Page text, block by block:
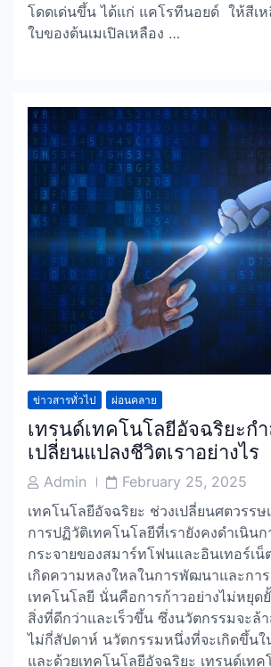
โดดเด่นขึ้น ได้แก่ แคโรทีนอยด์ ให้สีเ
ใบของต้นเมเปิลเหลือง …
ข่าวสารทั่วไป ผ่อนคลาย
เทรนด์เทคโนโลยีอัจฉริยะกำ
เปลี่ยนแปลงชีวิตเราอย่างไร
PostAdmin
PostFebruary 25, 2025
เทคโนโลยีอัจฉริยะ ช่วงเปลี่ยนศตวรรษ
การปฏิวัติเทคโนโลยีที่เรายังคงดำเนิน
กระจายของสมาร์ทโฟนและอินเทอร์เน็
เกิดความหลงใหลในการพัฒนาและกา
เทคโนโลยี นั่นคือการก้าวอย่างไม่หยุด
สิ่งที่ดีกว่าและเร็วขึ้น ซึ่งนวัตกรรมจะล้
ไม่กี่สัปดาห์ นวัตกรรมหนึ่งที่จะเกิดขึ้นใ
และด้วยเทคโนโลยีอัจฉริยะ เทรนด์เทค